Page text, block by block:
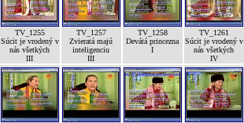
TV_1255
Súcit je vrodený v
nás všetkých
III
TV_1257
Zvieratá majú
inteligenciu
III
TV_1258
Devátá princezna
I
TV_1261
Súcit je vrodený v
nás všetkých
IV